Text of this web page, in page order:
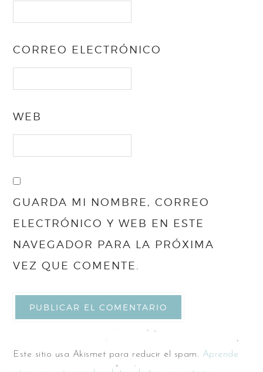
CORREO ELECTRÓNICO
WEB
GUARDA MI NOMBRE, CORREO
ELECTRÓNICO Y WEB EN ESTE
NAVEGADOR PARA LA PRÓXIMA
VEZ QUE COMENTE.
Este sitio usa Akismet para reducir el spam. Aprende